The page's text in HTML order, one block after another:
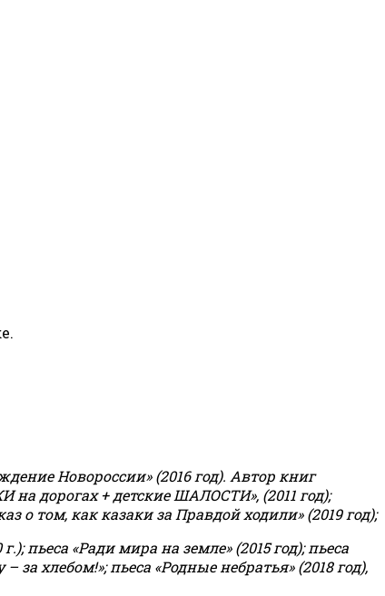
Новороссии» (2016 год). Автор книг
на дорогах + детские ШАЛОСТИ», (2011 год);
о том, как казаки за Правдой ходили» (2019 год);
пьеса «Ради мира на земле» (2015 год); пьеса
– за хлебом!»;пьеса «Родные небратья» (2018 год),